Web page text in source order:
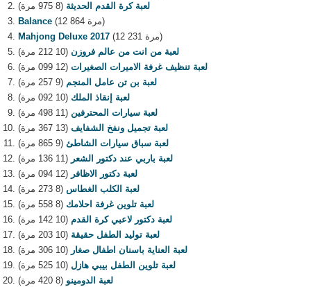
لعبة كرة القدم الحديثة (8 975 مرة)
Balance
(12 864 مرة)
Mahjong Deluxe 2017
(12 231 مرة)
لعبة من انت من عالم فروزن (10 212 مرة)
لعبة تنظيف غرفة الاميرات الصغيرات (12 099 مرة)
لعبة بن تن عامل المنجم (9 257 مرة)
لعبة إنقاذ الملك (10 092 مرة)
لعبة سيارات المحترفين (11 498 مرة)
لعبة تجميل ونفخ الشفايف (13 367 مرة)
لعبة سباق سيارات الشاطئ (9 865 مرة)
لعبة باربي عند دكتور الشعر (11 136 مرة)
لعبة دكتور الاظافر (12 094 مرة)
لعبة الكلب الغطاس (8 273 مرة)
لعبة تلوين غرفة احلامك (8 558 مرة)
لعبة دكتور لاعبي كرة القدم (10 142 مرة)
لعبة توليد الطفل حقيقة (10 203 مرة)
لعبة العناية باسنان اطفال صغار (10 306 مرة)
لعبة تلوين الطفل بيبي هازل (10 525 مرة)
لعبة الدومينو (8 420 مرة)